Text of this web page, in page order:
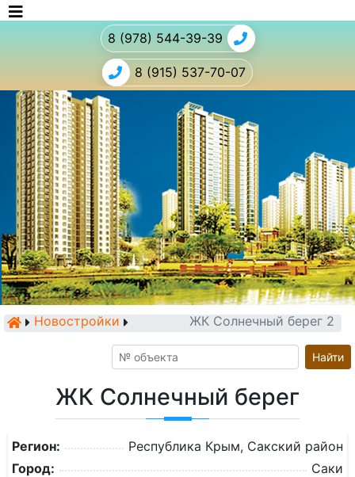
8 (978) 544-39-39
8 (915) 537-70-07
Новостройки ЖК Солнечный берег 2
Найти
ЖК Солнечный берег
Регион:
Республика Крым, Сакский район
Город:
Саки